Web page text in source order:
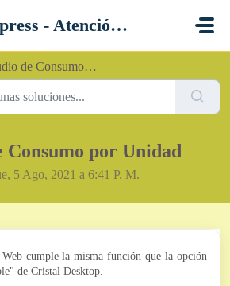
digital express - Atención al Cliente
de Consumo por Unidad
Consumo por Unidad
5 Ago, 2021 a 6:41 P. M.
cumple la misma función que la opción
de Cristal Desktop.